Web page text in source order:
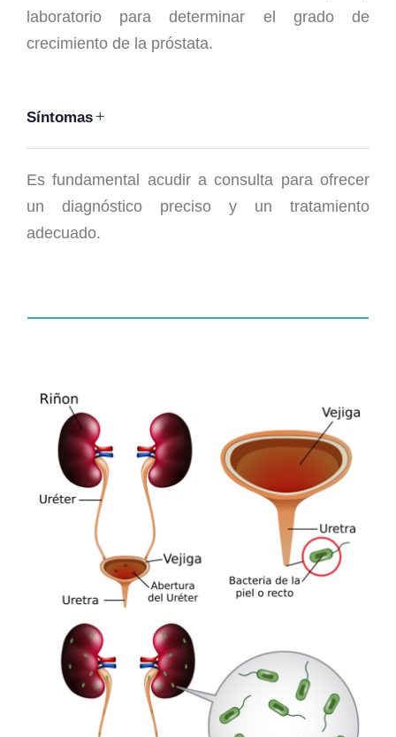
laboratorio para determinar el grado de
crecimiento de la próstata.
Síntomas
Es fundamental acudir a consulta para ofrecer
un diagnóstico preciso y un tratamiento
adecuado.